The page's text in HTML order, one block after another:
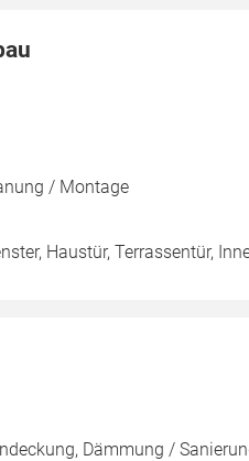
/ Montage
Haustür, Terrassentür,
Dämmung /